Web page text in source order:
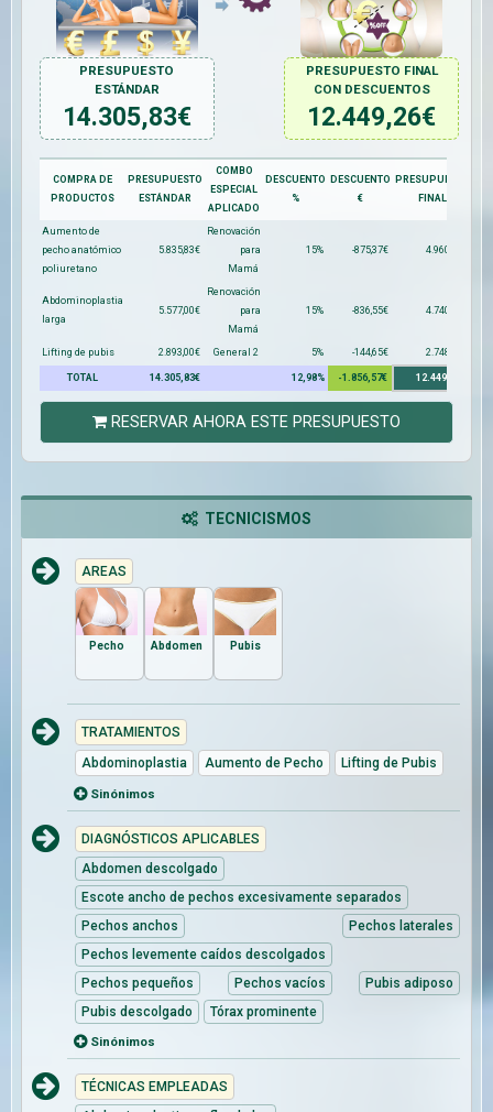
PRESUPUESTO
ESTÁNDAR
14.305,83€
PRESUPUESTO FINAL
CON DESCUENTOS
12.449,26€
COMPRA DE
PRODUCTOS
PRESUPUESTO
ESTÁNDAR
COMBO
ESPECIAL
APLICADO
DESCUENTO
%
DESCUENTO
€
PRESUPUESTO
FINAL
Aumento de
pecho anatómico
poliuretano
5.835,83€
Renovación
para
Mamá
15% -875,37€ 4.960,46€
Abdominoplastia
larga
5.577,00€
Renovación
para
Mamá
15% -836,55€ 4.740,45€
Lifting de pubis 2.893,00€ General 2 5% -144,65€ 2.748,35€
TOTAL 14.305,83€ 12,98% -1.856,57€ 12.449,26€
RESERVAR AHORA ESTE PRESUPUESTO
TECNICISMOS
AREAS
Pecho Abdomen Pubis
TRATAMIENTOS
Abdominoplastia
Aumento de Pecho
Lifting de Pubis
Sinónimos
DIAGNÓSTICOS APLICABLES
Abdomen descolgado
Escote ancho de pechos excesivamente separados
Pechos anchos
Pechos laterales
Pechos levemente caídos descolgados
Pechos pequeños
Pechos vacíos
Pubis adiposo
Pubis descolgado
Tórax prominente
Sinónimos
TÉCNICAS EMPLEADAS